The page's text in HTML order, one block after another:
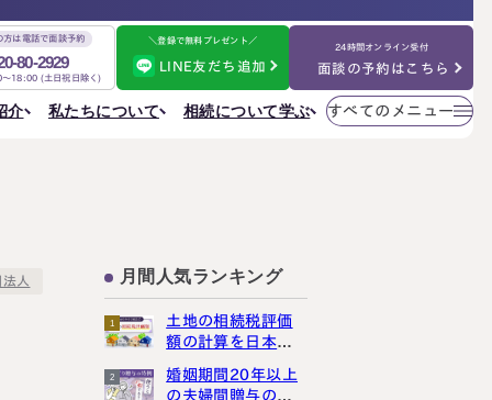
方は電話で面談予約
80-2929
18:00 (土日祝日除く)
＼登録で無料プレゼント／
LINE友だち追加
24時間オンライン受付
面談の予約はこちら
介 私たちについて
大阪府大阪市北区角田町8番47号
阪急グランドビル20階
〒330-0854
相続について学ぶ すべてのメニュー
メニューを
閉じる
大阪事務所
大宮事務所
その他のメニュー
人 月間人気ランキング
1
土地の相続税評価
額の計算を日本一
しました
2
婚姻期間20年以上
の夫婦間贈与の特